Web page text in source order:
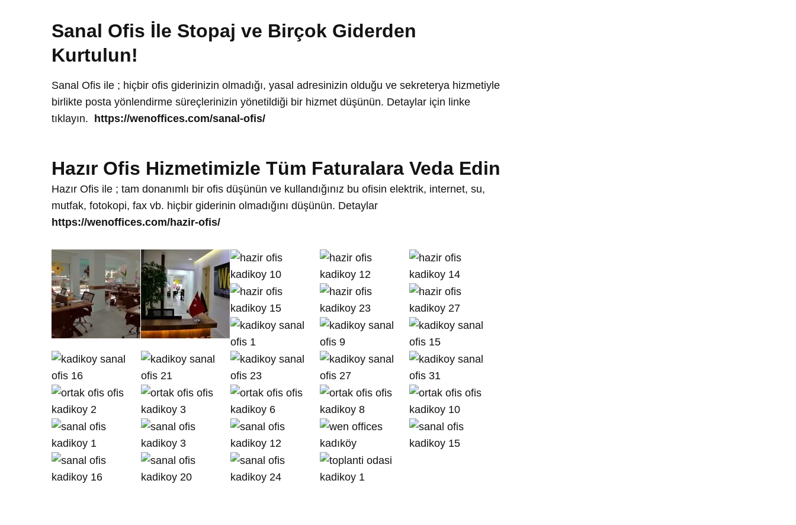
Sanal Ofis İle Stopaj ve Birçok Giderden
Kurtulun!
Sanal Ofis ile ; hiçbir ofis giderinizin olmadığı, yasal adresinizin olduğu ve sekreterya hizmetiyle
birlikte posta yönlendirme süreçlerinizin yönetildiği bir hizmet düşünün. Detaylar için linke
tıklayın.
https://wenoffices.com/sanal-ofis/
Hazır Ofis Hizmetimizle Tüm Faturalara Veda Edin
Hazır Ofis ile ; tam donanımlı bir ofis düşünün ve kullandığınız bu ofisin elektrik, internet, su,
mutfak, fotokopi, fax vb. hiçbir giderinin olmadığını düşünün. Detaylar
https://wenoffices.com/hazir-ofis/